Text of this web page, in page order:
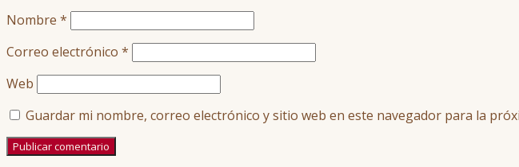
Nombre *
Correo electrónico *
Web
Guardar mi nombre, correo electrónico y sitio web en este navegador para la